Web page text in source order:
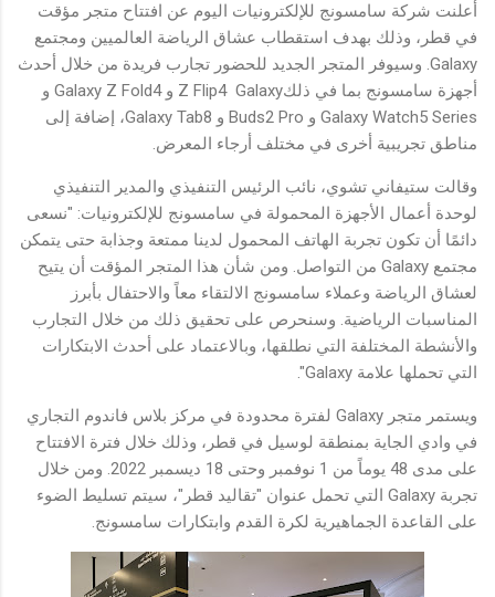
أعلنت شركة سامسونج للإلكترونيات اليوم عن افتتاح متجر مؤقت
في قطر، وذلك بهدف استقطاب عشاق الرياضة العالميين ومجتمع
Galaxy. وسيوفر المتجر الجديد للحضور تجارب فريدة من خلال أحدث
أجهزة سامسونج بما في ذلكZ Flip4 Galaxy و Galaxy Z Fold4 و
Galaxy Watch5 Series و Buds2 Pro و Galaxy Tab8، إضافة إلى
مناطق تجريبية أخرى في مختلف أرجاء المعرض.
وقالت ستيفاني تشوي، نائب الرئيس التنفيذي والمدير التنفيذي
لوحدة أعمال الأجهزة المحمولة في سامسونج للإلكترونيات: "نسعى
دائمًا أن تكون تجربة الهاتف المحمول لدينا ممتعة وجذابة حتى يتمكن
مجتمع Galaxy من التواصل. ومن شأن هذا المتجر المؤقت أن يتيح
لعشاق الرياضة وعملاء سامسونج الالتقاء معاً والاحتفال بأبرز
المناسبات الرياضية. وسنحرص على تحقيق ذلك من خلال التجارب
والأنشطة المختلفة التي نطلقها، وبالاعتماد على أحدث الابتكارات
التي تحملها علامة Galaxy".
ويستمر متجر Galaxy لفترة محدودة في مركز بلاس فاندوم التجاري
في وادي الجاية بمنطقة لوسيل في قطر، وذلك خلال فترة الافتتاح
على مدى 48 يوماً من 1 نوفمبر وحتى 18 ديسمبر 2022. ومن خلال
تجربة Galaxy التي تحمل عنوان "تقاليد قطر"، سيتم تسليط الضوء
على القاعدة الجماهيرية لكرة القدم وابتكارات سامسونج.